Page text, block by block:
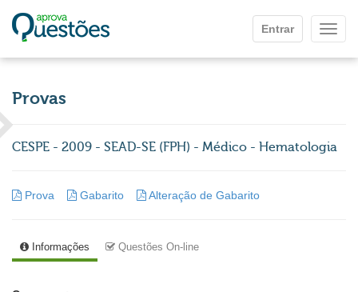
Entrar
Provas
CESPE - 2009 - SEAD-SE (FPH) - Médico - Hematologia
Prova Gabarito Alteração de Gabarito
Informações Questões On-line